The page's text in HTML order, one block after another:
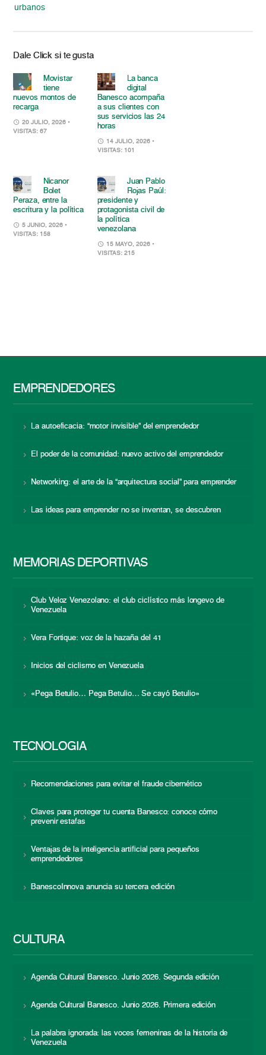
urbanos
Dale Click si te gusta
Movistar
tiene
nuevos montos de
recarga
20 JULIO, 2026 •
VISITAS: 67
La banca
digital
Banesco acompaña
a sus clientes con
sus servicios las 24
horas
14 JULIO, 2026 •
VISITAS: 101
Nicanor
Bolet
Peraza, entre la
escritura y la política
5 JUNIO, 2026 •
VISITAS: 158
Juan Pablo
Rojas Paúl:
presidente y
protagonista civil de
la política
venezolana
15 MAYO, 2026 •
VISITAS: 215
EMPRENDEDORES
La autoeficacia: “motor invisible” del emprendedor
El poder de la comunidad: nuevo activo del emprendedor
Networking: el arte de la “arquitectura social” para emprender
Las ideas para emprender no se inventan, se descubren
MEMORIAS DEPORTIVAS
Club Veloz Venezolano: el club ciclístico más longevo de
Venezuela
Vera Fortique: voz de la hazaña del 41
Inicios del ciclismo en Venezuela
«Pega Betulio… Pega Betulio… Se cayó Betulio»
TECNOLOGÍA
Recomendaciones para evitar el fraude cibernético
Claves para proteger tu cuenta Banesco: conoce cómo
prevenir estafas
Ventajas de la inteligencia artificial para pequeños
emprendedores
BanescoInnova anuncia su tercera edición
CULTURA
Agenda Cultural Banesco. Junio 2026. Segunda edición
Agenda Cultural Banesco. Junio 2026. Primera edición
La palabra ignorada: las voces femeninas de la historia de
Venezuela